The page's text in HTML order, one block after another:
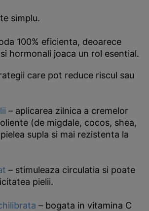
simplu.
100% eficienta, deoarece
hormonali joaca un rol esential.
care pot reduce riscul sau
– aplicarea zilnica a cremelor
(de migdale, cocos, shea,
supla si mai rezistenta la
– stimuleaza circulatia si poate
pielii.
– bogata in vitamina C